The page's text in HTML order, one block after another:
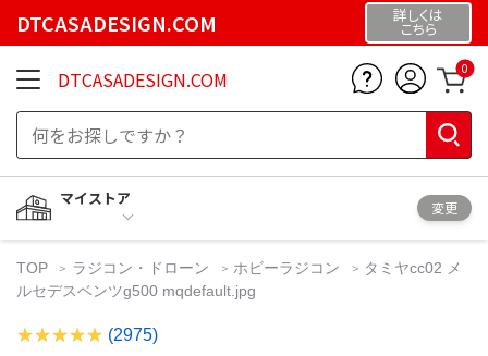
DTCASADESIGN.COM 詳しくは
こちら
DTCASADESIGN.COM 0
マイストア
変更
TOP ラジコン・ドローン ホビーラジコン
タミヤcc02 メ
ルセデスベンツg500 mqdefault.jpg
(2975)